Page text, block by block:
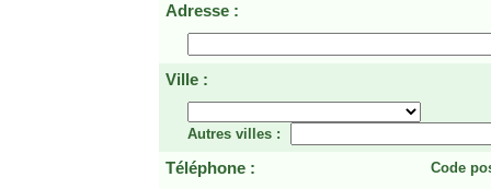
Adresse :
Ville :
Autres villes :
Téléphone : Code